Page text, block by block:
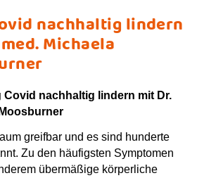
nachhaltig lindern
Michaela
Covid nachhaltig lindern mit Dr.
greifbar und es sind hunderte
Zu den häufigsten Symptomen
übermäßige körperliche